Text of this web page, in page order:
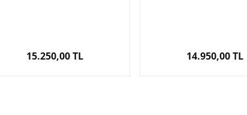
15.250,00 TL 14.950,00 TL